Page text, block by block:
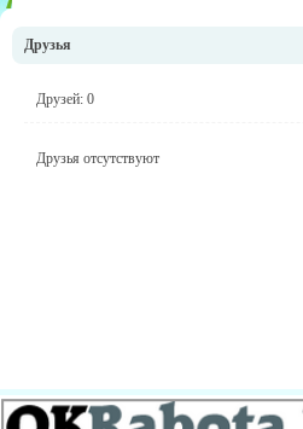
Друзья
Друзей: 0
Друзья отсутствуют